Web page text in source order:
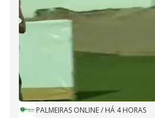
PALMEIRAS ONLINE/ HÁ 4 HORAS